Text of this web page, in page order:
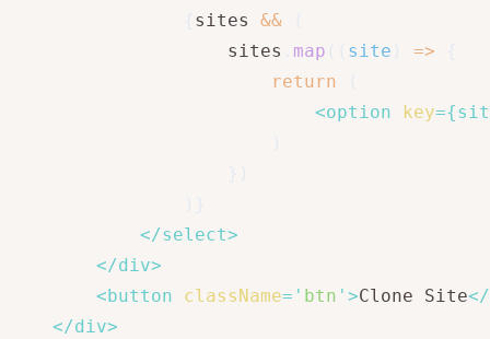
sites &&
                    sites
map site =>
return
<option key={
</select>
</div>
<button className= ' btn ' >Clone Site</
</div>